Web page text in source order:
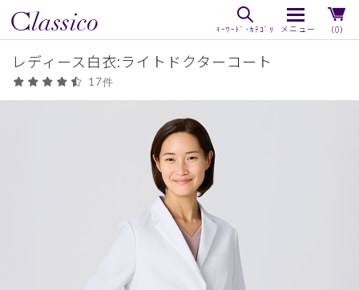
（0）
レディース白衣:ライトドクターコート
17件